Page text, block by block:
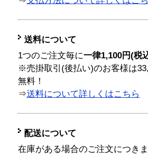
送料について
1つのご注文毎に一律1,100円(税
※売掛取引(後払い)のお客様は
無料！
⇒送料について詳しくはこちら
配送について
在庫がある場合のご注文につき